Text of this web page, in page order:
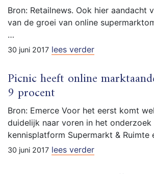
Bron: Retailnews. Ook hier aandacht
van de groei van online
…
30 juni 2017 lees verder
Picnic heeft online
9 procent
Bron: Emerce Voor het eerst komt
duidelijk naar voren in het onderzoek
kennisplatform Supermarkt &
30 juni 2017 lees verder